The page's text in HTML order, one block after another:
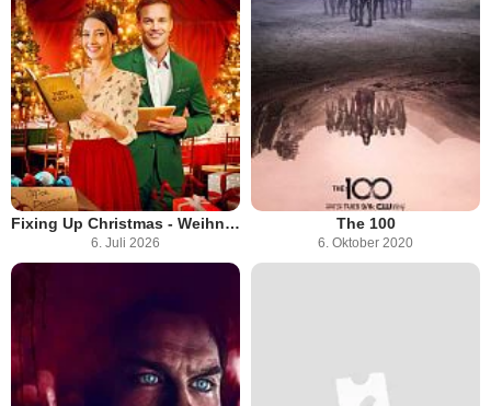
Fixing Up Christmas - Weihnachten neu dekoriert
6. Juli 2026
The 100
6. Oktober 2020